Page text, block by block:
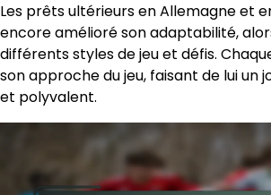
Les prêts ultérieurs en Allemagne et
encore amélioré son adaptabilité,
différents styles de jeu et défis.
son approche du jeu, faisant de lui un
et polyvalent.